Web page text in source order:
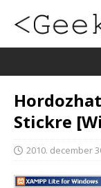
Stickre
2010. december